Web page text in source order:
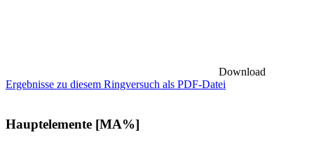
Download
Ergebnisse zu diesem Ringversuch als PDF-Datei
Hauptelemente [MA%]